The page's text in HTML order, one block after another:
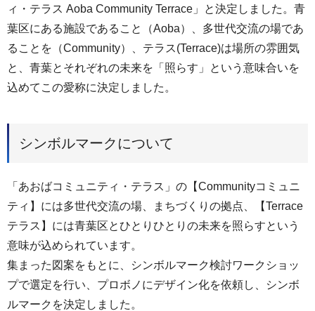
ィ・テラス Aoba Community Terrace」と決定しました。青
葉区にある施設であること（Aoba）、多世代交流の場であ
ることを（Community）、テラス(Terrace)は場所の雰囲気
と、青葉とそれぞれの未来を「照らす」という意味合いを
込めてこの愛称に決定しました。
シンボルマークについて
「あおばコミュニティ・テラス」の【Communityコミュニ
ティ】には多世代交流の場、まちづくりの拠点、【Terrace
テラス】には青葉区とひとりひとりの未来を照らすという
意味が込められています。
集まった図案をもとに、シンボルマーク検討ワークショッ
プで選定を行い、プロボノにデザイン化を依頼し、シンボ
ルマークを決定しました。